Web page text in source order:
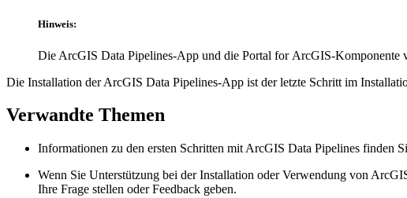
Hinweis:
Die ArcGIS Data Pipelines-App und die Portal for ArcGIS-Komponente
Die Installation der ArcGIS Data Pipelines-App ist der letzte Schritt im
Verwandte Themen
Informationen zu den ersten Schritten mit ArcGIS Data Pipelines finden
Wenn Sie Unterstützung bei der Installation oder Verwendung von
Ihre Frage stellen oder Feedback geben.